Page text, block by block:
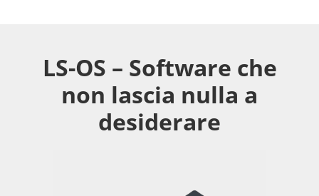
LS-OS – Software che
non lascia nulla a
desiderare